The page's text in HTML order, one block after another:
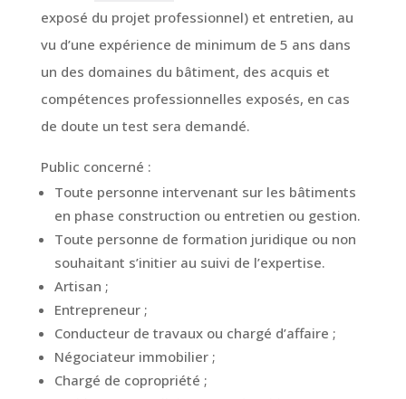
exposé du projet professionnel) et entretien, au
vu d’une expérience de minimum de 5 ans dans
un des domaines du bâtiment, des acquis et
compétences professionnelles exposés, en cas
de doute un test sera demandé.
Public concerné :
Toute personne intervenant sur les bâtiments
en phase construction ou entretien ou gestion.
Toute personne de formation juridique ou non
souhaitant s’initier au suivi de l’expertise.
Artisan ;
Entrepreneur ;
Conducteur de travaux ou chargé d’affaire ;
Négociateur immobilier ;
Chargé de copropriété ;